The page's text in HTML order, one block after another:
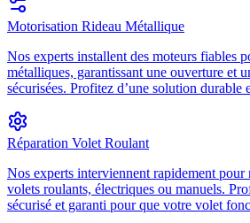
Motorisation Rideau Métallique
Nos experts installent des moteurs fiables
métalliques, garantissant une ouverture et
sécurisées. Profitez d’une solution durable
Réparation Volet Roulant
Nos experts interviennent rapidement pour
volets roulants, électriques ou manuels.
sécurisé et garanti pour que votre volet